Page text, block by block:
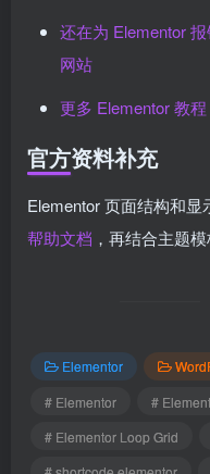
还在为 Elementor
网站
更多 Elementor 教程
官方资料补充
Elementor 页面结构和
帮助文档 ，再结合主题
Elementor
# Elementor
#
# Elementor Loop Grid